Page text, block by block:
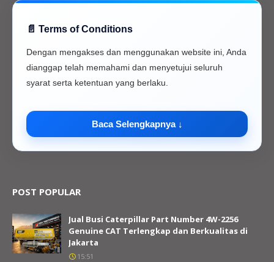
📄 Terms of Conditions
Dengan mengakses dan menggunakan website ini, Anda
dianggap telah memahami dan menyetujui seluruh
syarat serta ketentuan yang berlaku.
Baca Selengkapnya ↓
POST POPULAR
Jual Busi Caterpillar Part Number 4W-2256
Genuine CAT Terlengkap dan Berkualitas di
Jakarta
15:51